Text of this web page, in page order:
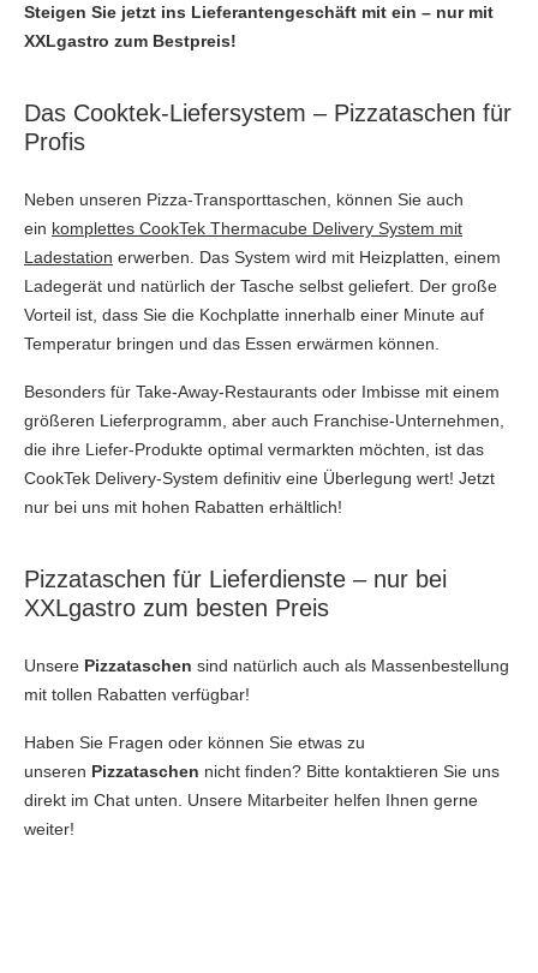
Steigen Sie jetzt ins Lieferantengeschäft mit ein – nur mit
XXLgastro zum Bestpreis!
Das Cooktek-Liefersystem – Pizzataschen für
Profis
Neben unseren Pizza-Transporttaschen, können Sie auch
ein komplettes CookTek Thermacube Delivery System mit
Ladestation erwerben. Das System wird mit Heizplatten, einem
Ladegerät und natürlich der Tasche selbst geliefert. Der große
Vorteil ist, dass Sie die Kochplatte innerhalb einer Minute auf
Temperatur bringen und das Essen erwärmen können.
Besonders für Take-Away-Restaurants oder Imbisse mit einem
größeren Lieferprogramm, aber auch Franchise-Unternehmen,
die ihre Liefer-Produkte optimal vermarkten möchten, ist das
CookTek Delivery-System definitiv eine Überlegung wert! Jetzt
nur bei uns mit hohen Rabatten erhältlich!
Pizzataschen für Lieferdienste – nur bei
XXLgastro zum besten Preis
Unsere Pizzataschen sind natürlich auch als Massenbestellung
mit tollen Rabatten verfügbar!
Haben Sie Fragen oder können Sie etwas zu
unseren Pizzataschen nicht finden? Bitte kontaktieren Sie uns
direkt im Chat unten. Unsere Mitarbeiter helfen Ihnen gerne
weiter!